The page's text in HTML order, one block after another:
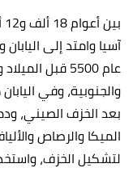
آسيا وامتد إلى
عام 5500 قبل
والجنوبية، وفي
بعد الخزف الصيني،
الميكا والرصاص
لتشكيل الخزف،